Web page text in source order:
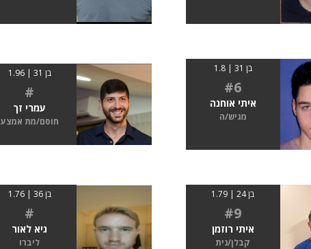
בן 31 | 1.8
#6
איתי אוחנה
מגיש/ה
בן 31 | 1.96
#
עמרי זך
חוסם/מת אמצע
בן 24 | 1.79
#9
איתי רוזמן
קבלן/נית
בן 36 | 1.76
#
גיא לאור
ליברו